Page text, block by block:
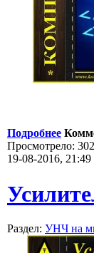
Подробнее
Просмотрело:
19-08-2016, 21:49
Раздел: УНЧ на